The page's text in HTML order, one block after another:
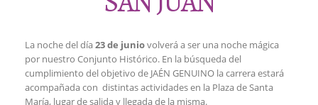
La noche del día23 de juniovolverá a ser una noche mágica
por nuestro Conjunto Histórico. En la búsqueda del
cumplimiento del objetivo de JAÉN GENUINO la carrera estará
acompañada con distintas actividades en la Plaza de Santa
María, lugar de salida y llegada de la misma.